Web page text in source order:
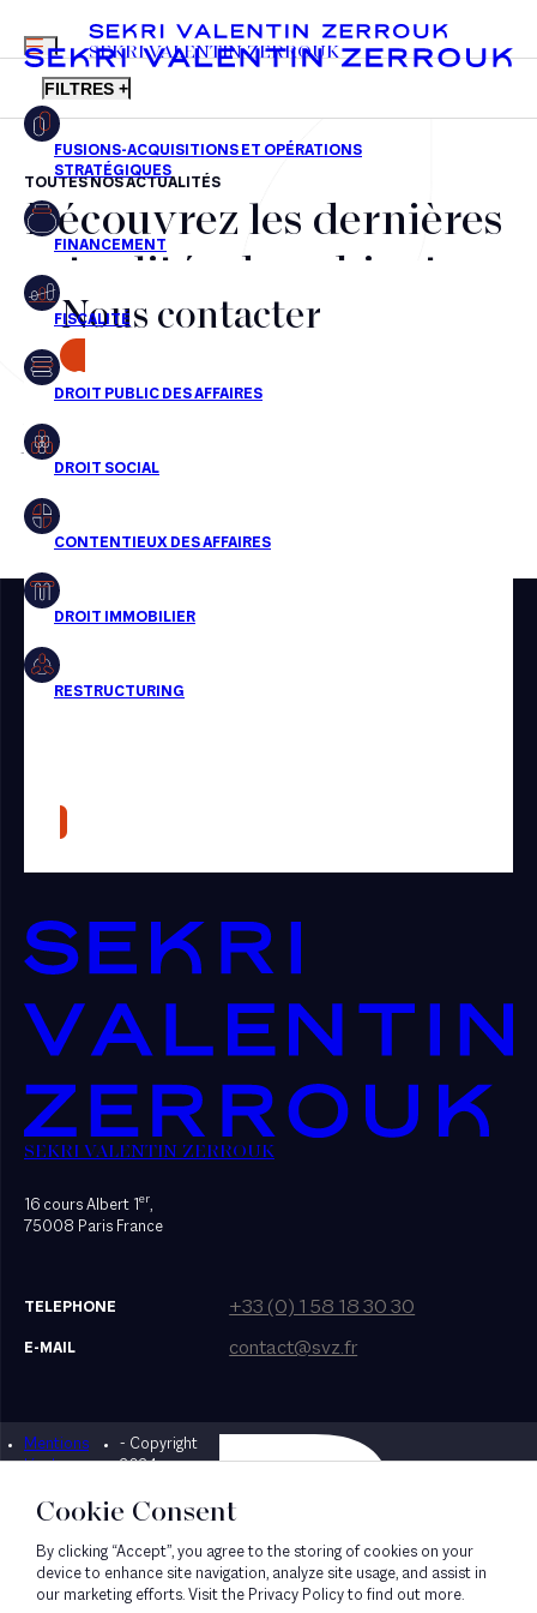
FR EN
MENU
SEKRI VALENTIN ZERROUK
FILTRES +
Fusions-acquisitions et opérations stratégiques
Financement
Fiscalité
Droit public des affaires
Droit social
Droit immobilier
Restructuring
Presse
TOUTES NOS ACTUALITÉS
Découvrez les dernières
actualités du cabinet,
nos récompenses et nos
transactions, jour après
jour
Aucun résultats pour cette recherche
Nous contacter
SEKRI VALENTIN ZERROUK
16 cours Albert 1er,
75008 Paris France
TELEPHONE +33 (0) 1 58 18 30 30
E-MAIL contact@svz.fr
Mentions
légales
- Copyright
2024
Designed by Bonhomme
Cookie Consent
By clicking “Accept”, you agree to the storing of cookies on your
device to enhance site navigation, analyze site usage, and assist in
our marketing efforts. Visit the Privacy Policy to find out more.